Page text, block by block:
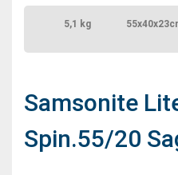
5,1 kg
Samsonite
Spin.55/20